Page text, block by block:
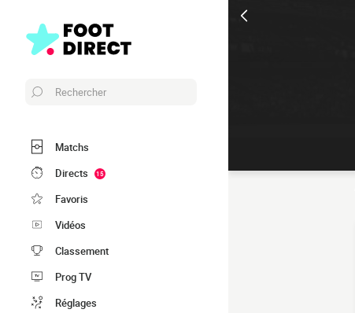
Rechercher
Matchs
Directs
15
Favoris
Vidéos
Classement
Prog TV
Réglages